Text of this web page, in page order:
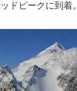
ドピークに到着。